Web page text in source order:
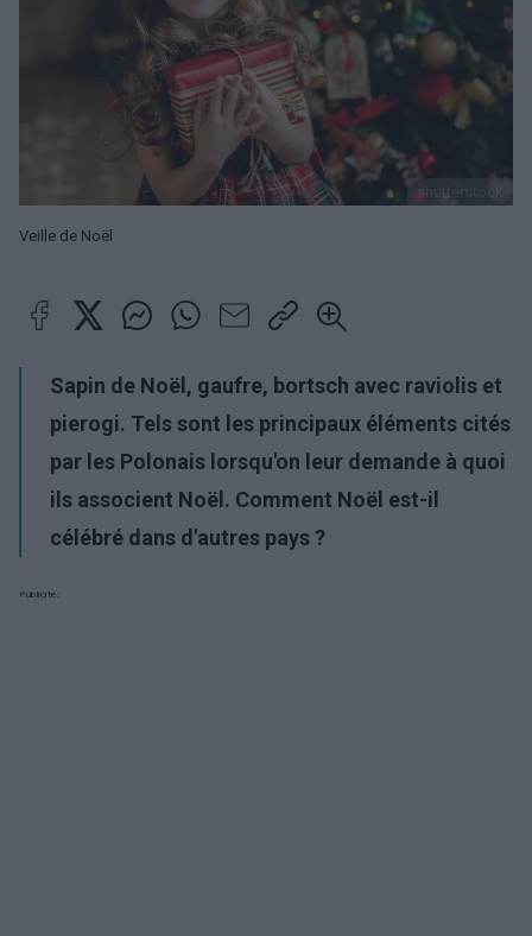
shutterstock
Veille de Noël
Sapin de Noël, gaufre, bortsch avec raviolis et
pierogi. Tels sont les principaux éléments cités
par les Polonais lorsqu'on leur demande à quoi
ils associent Noël. Comment Noël est-il
célébré dans d'autres pays ?
Publicité: